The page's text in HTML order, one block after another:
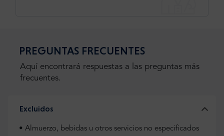
PREGUNTAS FRECUENTES
Aquí encontrará respuestas a las preguntas más
frecuentes.
Excluidos
• Almuerzo, bebidas u otros servicios no especificados